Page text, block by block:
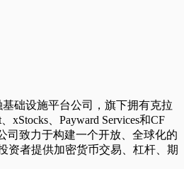
础设施平台公司，旗下拥有克拉
xStocks、Payward Services和CF
司致力于构建一个开放、全球化的
资者提供加密货币交易、杠杆、期